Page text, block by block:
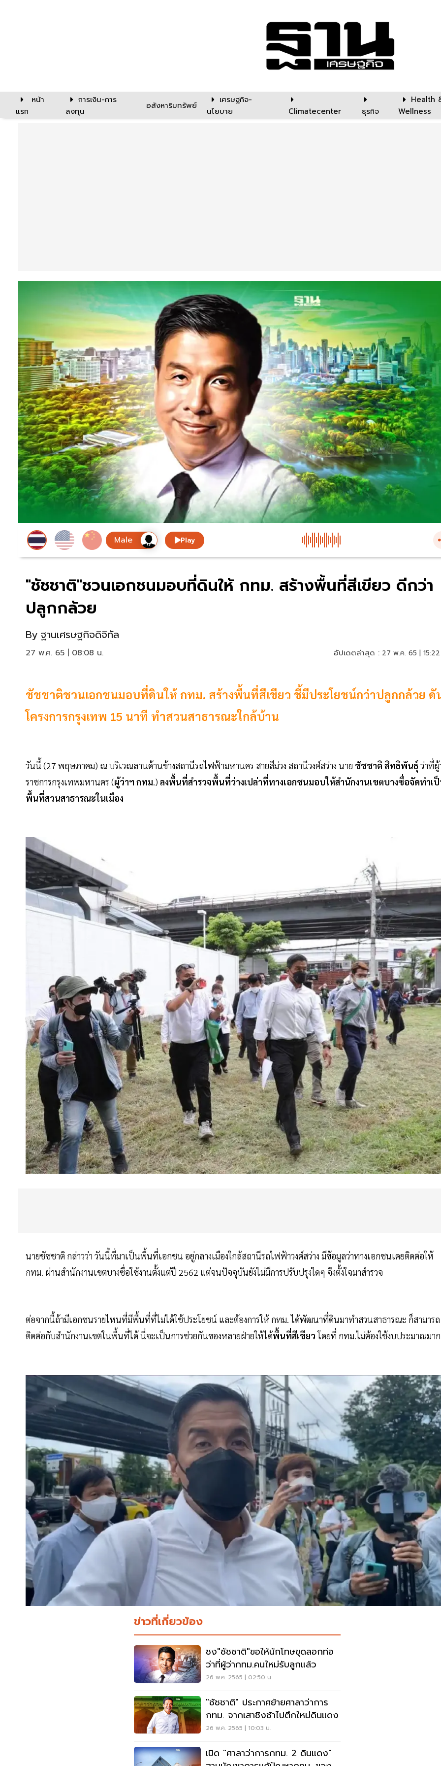
หน้า
แรก
การเงิน-การ
ลงทุน
อสังหาริมทรัพย์
เศรษฐกิจ-
นโยบาย
Climatecenter ธุรกิจ
Health
Wellness
Play
"ชัชชาติ"ชวนเอกชนมอบที่ดินให้ กทม. สร้างพื้นที่สีเขียว ดีกว่า
ปลูกกล้วย
By ฐานเศรษฐกิจดิจิทัล
27 พ.ค. 65 | 08:08 น. อัปเดตล่าสุด : 27 พ.ค. 65 |
ชัชชาติชวนเอกชนมอบที่ดินให้ กทม. สร้างพื้นที่สีเขียว ชี้มีประโยชน์กว่าปลูกกล้วย ดั
โครงการกรุงเทพ 15 นาที ทำสวนสาธารณะใกล้บ้าน
วันนี้ (27 พฤษภาคม) ณ บริเวณลานด้านข้างสถานีรถไฟฟ้ามหานคร สายสีม่วง สถานีวงศ์สว่าง นาย ชัชชาติ สิทธิพันธุ์ว่าที่ผู้
ราชการกรุงเทพมหานคร (ผู้ว่าฯ กทม.) ลงพื้นที่สำรวจพื้นที่ว่างเปล่าที่ทางเอกชนมอบให้สำนักงานเขตบางซื่อจัดทำเ
พื้นที่สวนสาธารณะในเมือง
นายชัชชาติ กล่าวว่า วันนี้ที่มาเป็นพื้นที่เอกชน อยู่กลางเมืองใกล้สถานีรถไฟฟ้าวงศ์สว่าง มีข้อมูลว่าทางเอกชนเคยติดต่อให้
กทม. ผ่านสำนักงานเขตบางซื่อใช้งานตั้งแต่ปี 2562 แต่จนปัจจุบันยังไม่มีการปรับปรุงใดๆ จึงตั้งใจมาสำรวจ
ต่อจากนี้ถ้ามีเอกชนรายไหนที่มีพื้นที่ที่ไม่ได้ใช้ประโยชน์ และต้องการให้ กทม. ได้พัฒนาที่ดินมาทำสวนสาธารณะ ก็สามารถ
ติดต่อกับสำนักงานเขตในพื้นที่ได้ นี่จะเป็นการช่วยกันของหลายฝ่ายให้ได้พื้นที่สีเขียวโดยที่ กทม.ไม่ต้องใช้งบประมาณมาก
ข่าวที่เกี่ยวข้อง
ชง"ชัชชาติ"ขอให้นักโทษขุดลอกท่อ
ว่าที่ผู้ว่ากทม.คนใหม่รับลูกแล้ว
26 พ.ค. 2565 | 02:50 น.
"ชัชชาติ" ประกาศย้ายศาลาว่าการ
กทม. จากเสาชิงช้าไปตึกใหม่ดินแดง
26 พ.ค. 2565 | 10:03 น.
เปิด "ศาลาว่าการกทม. 2 ดินแดง"